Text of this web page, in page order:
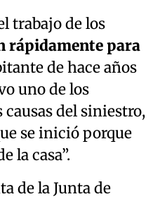
trabajo de los
rápidamente para
de hace años
uno de los
causas del siniestro,
se inició porque
la casa”.
de la Junta de